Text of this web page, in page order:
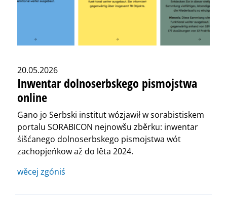
20.05.2026
Inwentar dolnoserbskego pismojstwa
online
Gano jo Serbski institut wózjawił w sorabistiskem
portalu SORABICON nejnowšu zběrku: inwentar
śišćanego dolnoserbskego pismojstwa wót
zachopjeńkow až do lěta 2024.
wěcej zgóniś